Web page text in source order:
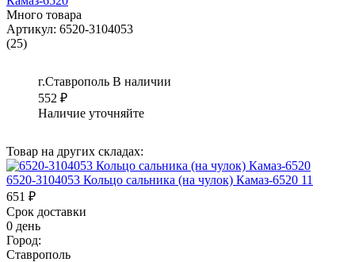
Много товара
Артикул: 6520-3104053
(25)
г.Ставрополь В наличии
552 ₽
Наличие уточняйте
Товар на других складах:
6520-3104053 Кольцо сальника (на чулок) Камаз-6520 11
651 ₽
Срок доставки
0 день
Город:
Ставрополь